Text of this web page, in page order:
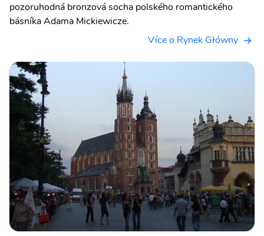
pozoruhodná bronzová socha polského romantického
básníka Adama Mickiewicze.
Více o Rynek Główny